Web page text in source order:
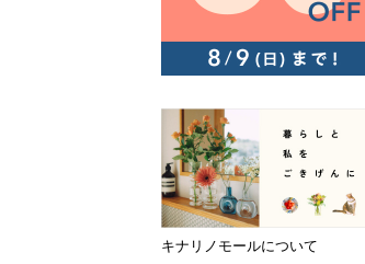
キナリノモールについて